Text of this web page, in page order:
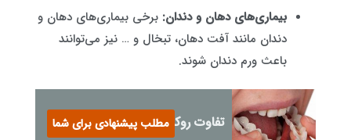
بیماری‌های دهان و دندان: برخی بیماری‌های دهان و
دندان مانند آفت دهان، تبخال و … نیز می‌توانند
باعث ورم دندان شوند.
تفاوت روکش دندان با لمینت
مطلب پیشنهادی برای شما